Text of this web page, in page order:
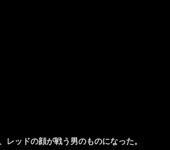
ッドの顔が戦う男のものになった。